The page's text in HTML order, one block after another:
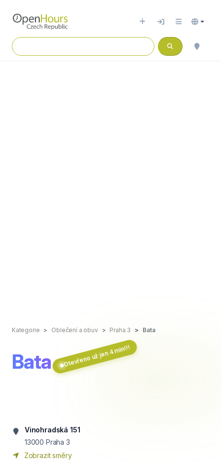
Kategorie Oblečení a obuv Praha 3 Bata
Bata Otevřeno už jen 4 min!!!
Vinohradská 151
13000 Praha 3
Zobrazit směry